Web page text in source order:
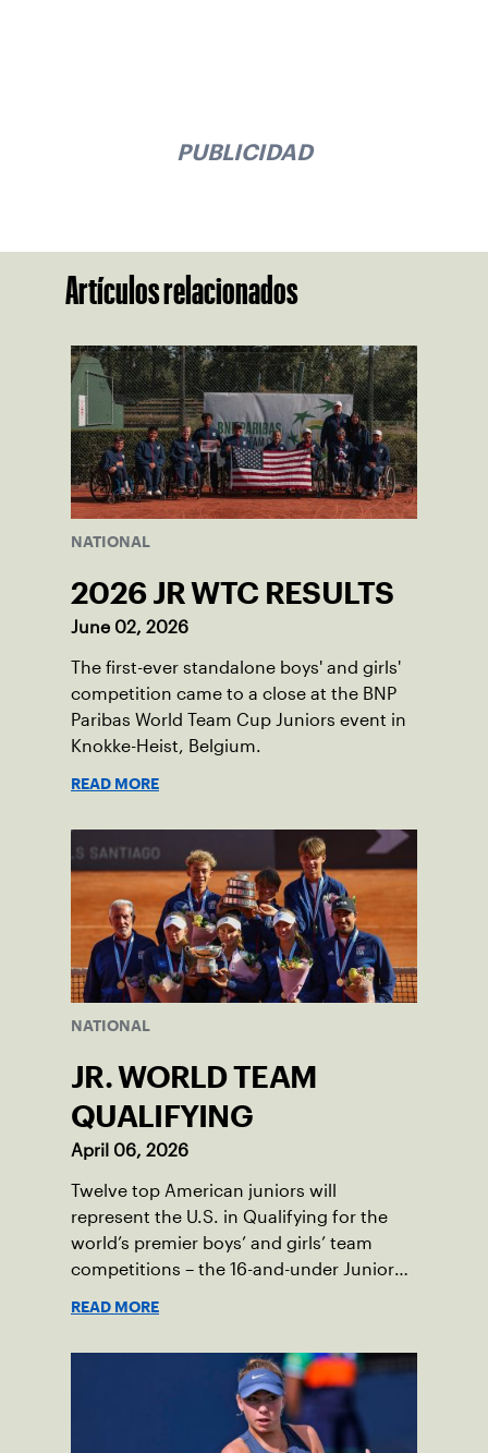
PUBLICIDAD
Artículos relacionados
NATIONAL
2026 JR WTC RESULTS
June 02, 2026
The first-ever standalone boys' and girls'
competition came to a close at the BNP
Paribas World Team Cup Juniors event in
Knokke-Heist, Belgium.
READ MORE
NATIONAL
JR. WORLD TEAM
QUALIFYING
April 06, 2026
Twelve top American juniors will
represent the U.S. in Qualifying for the
world’s premier boys’ and girls’ team
competitions – the 16-and-under Junior
READ MORE